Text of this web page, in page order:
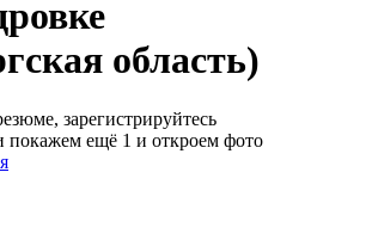
область)
зарегистрируйтесь
покажем ещё 1 и откроем фото